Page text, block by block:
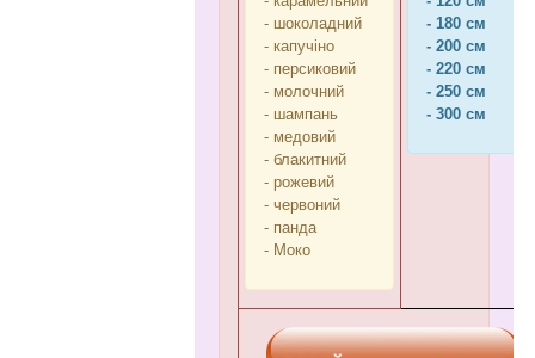
- шоколадний
- капучіно
- персиковий
- молочний
- шампань
- медовий
- блакитний
- рожевий
- червоний
- панда
- Моко
- 180 см
- 200 см
- 220 см
- 250 см
- 300 см